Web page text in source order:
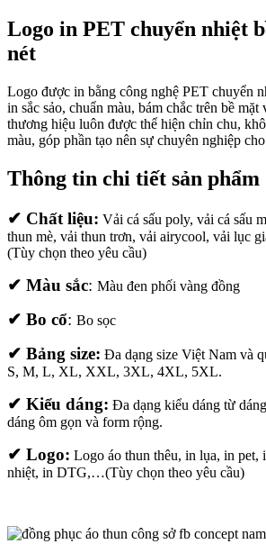
Logo in PET chuyển nhiệt
nét
Logo được in bằng công nghệ PET chuyển
in sắc sảo, chuẩn màu, bám chắc trên bề
thương hiệu luôn được thể hiện chỉn chu,
màu, góp phần tạo nên sự chuyên nghiệp
Thông tin chi tiết sản phẩm
✔ Chất liệu: Vải cá sấu poly, vải cá sấu
thun mè, vải thun trơn, vải airycool, vải lục
(Tùy chọn theo yêu cầu)
✔ Màu sắc: Màu đen phối vàng đồng
✔ Bo cổ: Bo sọc
✔ Bảng size: Đa dạng size Việt Nam và
S, M, L, XL, XXL, 3XL, 4XL, 5XL.
✔ Kiểu dáng: Đa dạng kiểu dáng từ
dáng ôm gọn và form rộng.
✔ Logo: Logo áo thun thêu, in lụa, in pet,
nhiệt, in DTG,…(Tùy chọn theo yêu cầu)